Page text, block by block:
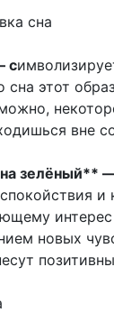
сна
с
сна этот
вне
зелёный**
новых